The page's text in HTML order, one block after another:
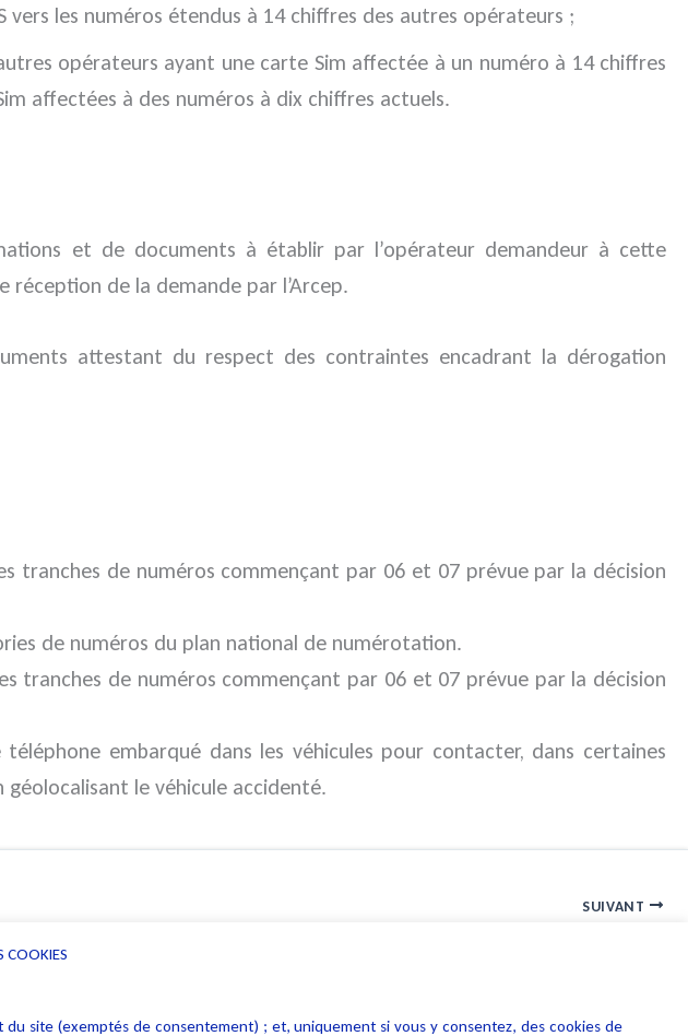
les numéros étendus à 14 chiffres des autres opérateurs ;
opérateurs ayant une carte Sim affectée à un numéro à 14 chiffres
affectées à des numéros à dix chiffres actuels.
et de documents à établir par l’opérateur demandeur à cette
de la demande par l’Arcep.
attestant du respect des contraintes encadrant la dérogation
tranches de numéros commençant par 06 et 07 prévue par la décision
de numéros du plan national de numérotation.
tranches de numéros commençant par 06 et 07 prévue par la décision
embarqué dans les véhicules pour contacter, dans certaines
le véhicule accidenté.
SUIVANT
COOKIES
site (exemptés de consentement) ; et, uniquement si vous y consentez, des cookies de